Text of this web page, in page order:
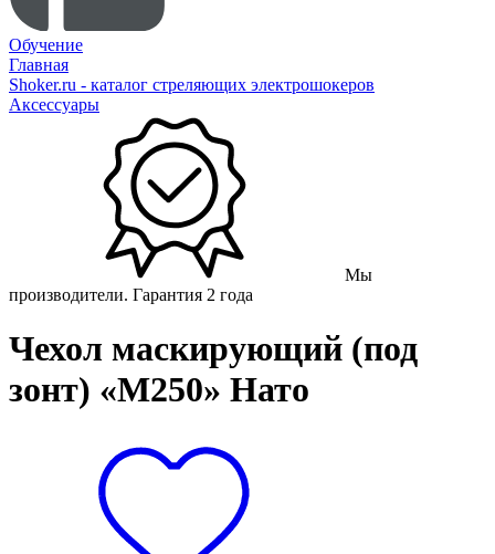
Обучение
Главная
Shoker.ru - каталог стреляющих электрошокеров
Аксессуары
Мы
производители. Гарантия 2 года
Чехол маскирующий (под
зонт) «М250» Нато